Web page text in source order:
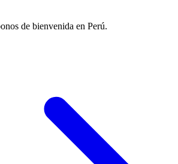
de bienvenida en Perú.